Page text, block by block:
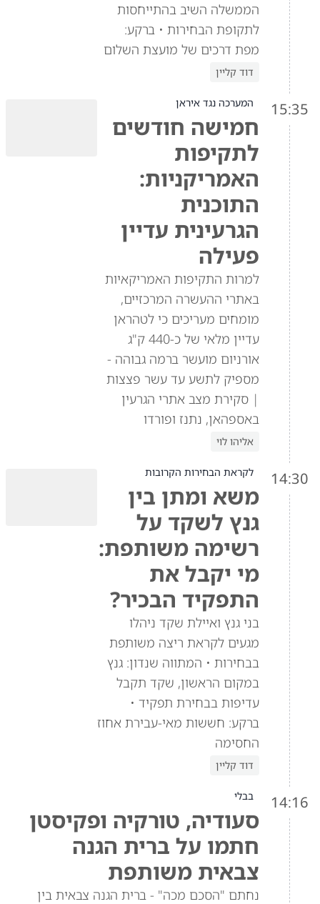
הממשלה השיב בהתייחסות
לתקופת הבחירות • ברקע:
מפת דרכים של מועצת השלום
דוד קליין
15:35 המערכה נגד איראן
חמישה חודשים
לתקיפות
האמריקניות:
התוכנית
הגרעינית עדיין
פעילה
למרות התקיפות האמריקאיות
באתרי ההעשרה המרכזיים,
מומחים מעריכים כי לטהראן
עדיין מלאי של כ-440 ק"ג
אורניום מועשר ברמה גבוהה -
מספיק לתשע עד עשר פצצות
| סקירת מצב אתרי הגרעין
באספהאן, נתנז ופורדו
אליהו לוי
14:30 לקראת הבחירות הקרובות
משא ומתן בין
גנץ לשקד על
רשימה משותפת:
מי יקבל את
התפקיד הבכיר?
בני גנץ ואיילת שקד ניהלו
מגעים לקראת ריצה משותפת
בבחירות • המתווה שנדון: גנץ
במקום הראשון, שקד תקבל
עדיפות בבחירת תפקיד •
ברקע: חששות מאי-עבירת אחוז
החסימה
דוד קליין
14:16 בבלי
סעודיה, טורקיה ופקיסטן
חתמו על ברית הגנה
צבאית משותפת
נחתם "הסכם מכה" - ברית הגנה צבאית בין